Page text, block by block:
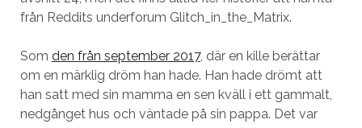
från Reddits underforum Glitch_in_the_Matrix.
Som den från september 2017, där en kille berättar
om en märklig dröm han hade. Han hade drömt att
han satt med sin mamma en sen kväll i ett gammalt,
nedgånget hus och väntade på sin pappa. Det var